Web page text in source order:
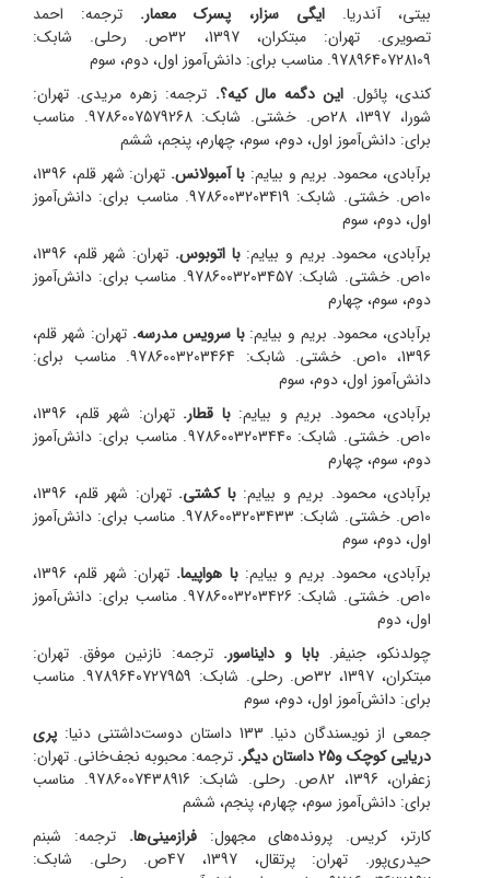
بیتی، آندریا.ایگی سزار، پسرک معمار. ترجمه: احمد
تصویری.
تهران: مبتکران، 1397، 32ص. رحلی. شابک:
9789640728109. مناسب برای: دانش‌آموز اول، دوم، سوم
کندی، پائول. این دگمه مال کیه؟. ترجمه: زهره مریدی. تهران:
شورا، 1397، 28ص. خشتی. شابک: 9786007579268. مناسب
برای: دانش‌آموز اول، دوم، سوم، چهارم، پنجم، ششم
برآبادی، محمود. بریم و بیایم: با آمبولانس.
تهران: شهر قلم، 1396،
10ص. خشتی. شابک: 9786003203419. مناسب برای: دانش‌آموز
اول، دوم، سوم
برآبادی، محمود. بریم و بیایم:با اتوبوس.
تهران: شهر قلم، 1396،
10ص. خشتی. شابک: 9786003203457. مناسب برای: دانش‌آموز
دوم، سوم، چهارم
برآبادی، محمود. بریم و بیایم:با سرویس مدرسه. تهران: شهر قلم،
1396، 10ص. خشتی. شابک: 9786003203464. مناسب برای:
دانش‌آموز اول، دوم، سوم
برآبادی، محمود. بریم و بیایم:با قطار.
تهران: شهر قلم، 1396،
10ص. خشتی. شابک: 9786003203440. مناسب برای: دانش‌آموز
دوم، سوم، چهارم
برآبادی، محمود. بریم و بیایم:با کشتی.
تهران: شهر قلم، 1396،
10ص. خشتی. شابک: 9786003203433. مناسب برای: دانش‌آموز
اول، دوم، سوم
برآبادی، محمود. بریم و بیایم:با هواپیما.
تهران: شهر قلم، 1396،
10ص. خشتی. شابک: 9786003203426. مناسب برای: دانش‌آموز
اول، دوم
چولدنکو، جنیفر. بابا و دایناسور. ترجمه: نازنین موفق. تهران:
مبتکران، 1397، 32ص. رحلی. شابک: 9789640727959. مناسب
برای: دانش‌آموز اول، دوم، سوم
جمعی از نویسندگان دنیا. 133 داستان دوست‌داشتنی دنیا:
پری
دریایی کوچک و25 داستان دیگر.
ترجمه: محبوبه نجف‌خانی. تهران:
زعفران، 1396، 82ص. رحلی. شابک: 9786007438916. مناسب
برای: دانش‌آموز سوم، چهارم، پنجم، ششم
کارتر، کریس. پرونده‌های مجهول:فرازمینی‌ها. ترجمه: شبنم
حیدری‌پور.
تهران: پرتقال، 1397، 47ص. رحلی. شابک: